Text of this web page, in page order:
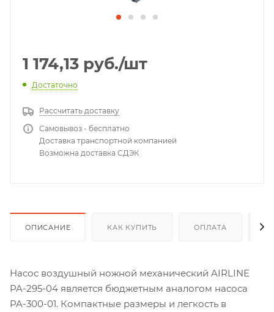
1 174,13 руб./шт
Достаточно
Рассчитать доставку
Самовывоз - бесплатно
Доставка транспортной компанией
Возможна доставка СДЭК
ОПИСАНИЕ КАК КУПИТЬ ОПЛАТА
Насос воздушный ножной механический AIRLINE
PA-295-04 является бюджетным аналогом насоса
PA-300-01. Компактные размеры и легкость в